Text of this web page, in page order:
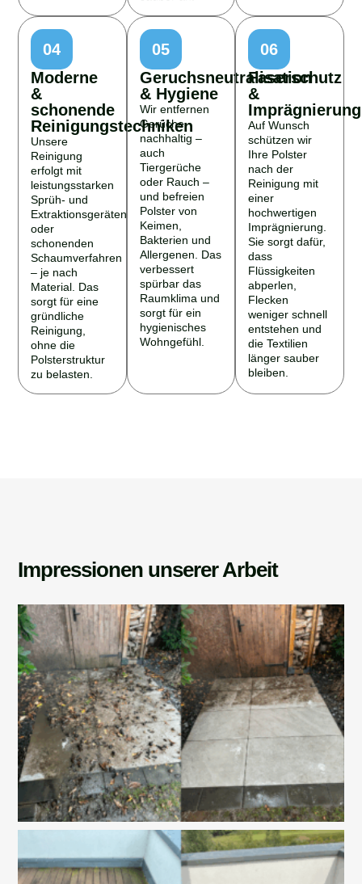
04
Moderne
&
schonende
Reinigungstechniken
Unsere
Reinigung
erfolgt mit
leistungsstarken
Sprüh- und
Extraktionsgeräten
oder
schonenden
Schaumverfahren
– je nach
Material. Das
sorgt für eine
gründliche
Reinigung,
ohne die
Polsterstruktur
zu belasten.
05
Geruchsneutralisation
& Hygiene
Wir entfernen
Gerüche
nachhaltig –
auch
Tiergerüche
oder Rauch –
und befreien
Polster von
Keimen,
Bakterien und
Allergenen. Das
verbessert
spürbar das
Raumklima und
sorgt für ein
hygienisches
Wohngefühl.
06
Faserschutz
&
Imprägnierung
Auf Wunsch
schützen wir
Ihre Polster
nach der
Reinigung mit
einer
hochwertigen
Imprägnierung.
Sie sorgt dafür,
dass
Flüssigkeiten
abperlen,
Flecken
weniger schnell
entstehen und
die Textilien
länger sauber
bleiben.
Impressionen unserer Arbeit